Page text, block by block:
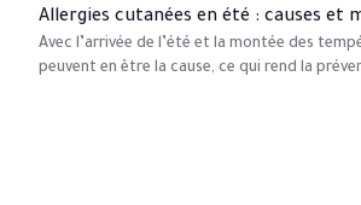
Allergies cutanées en été : causes et
Avec l’arrivée de l’été et la montée des
peuvent en être la cause, ce qui rend la